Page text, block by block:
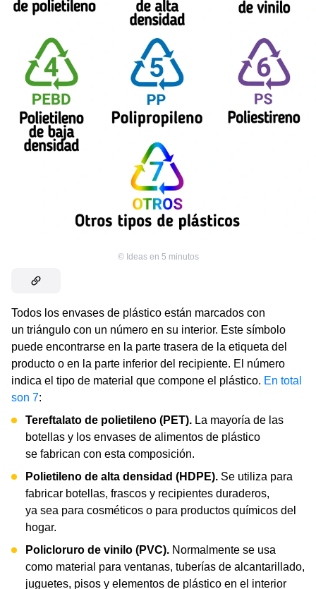
© Ideas en 5 minutos
Todos los envases de plástico están marcados con
un triángulo con un número en su interior. Este símbolo
puede encontrarse en la parte trasera de la etiqueta del
producto o en la parte inferior del recipiente. El número
indica el tipo de material que compone el plástico. En total
son 7:
Tereftalato de polietileno (PET). La mayoría de las
botellas y los envases de alimentos de plástico
se fabrican con esta composición.
Polietileno de alta densidad (HDPE). Se utiliza para
fabricar botellas, frascos y recipientes duraderos,
ya sea para cosméticos o para productos químicos del
hogar.
Policloruro de vinilo (PVC). Normalmente se usa
como material para ventanas, tuberías de alcantarillado,
juguetes, pisos y elementos de plástico en el interior